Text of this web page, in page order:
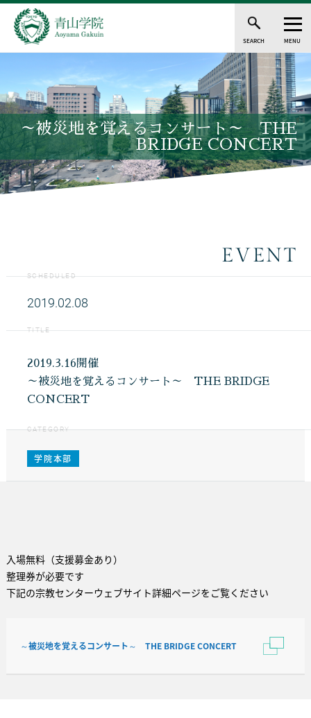
SEARCH MENU
～被災地を覚えるコンサート～ THE
BRIDGE CONCERT
EVENT
SCHEDULED
2019.02.08
TITLE
2019.3.16開催
～被災地を覚えるコンサート～ THE BRIDGE
CONCERT
CATEGORY
学院本部
入場無料（支援募金あり）
整理券が必要です
下記の宗教センターウェブサイト詳細ページをご覧ください
～被災地を覚えるコンサート～ THE BRIDGE CONCERT